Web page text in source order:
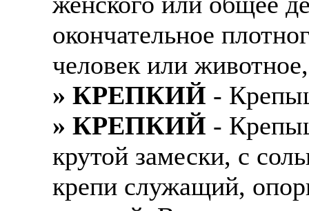
окончательное
человек или
» КРЕПКИЙ -
» КРЕПКИЙ -
крутой замески, с
крепи служащий,